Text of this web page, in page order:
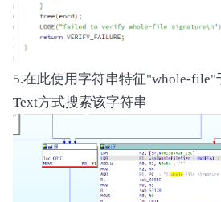
5.在此使用字符串特征"whole-
Text方式搜索该字符串